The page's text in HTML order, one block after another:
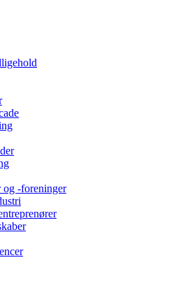
og -foreninger